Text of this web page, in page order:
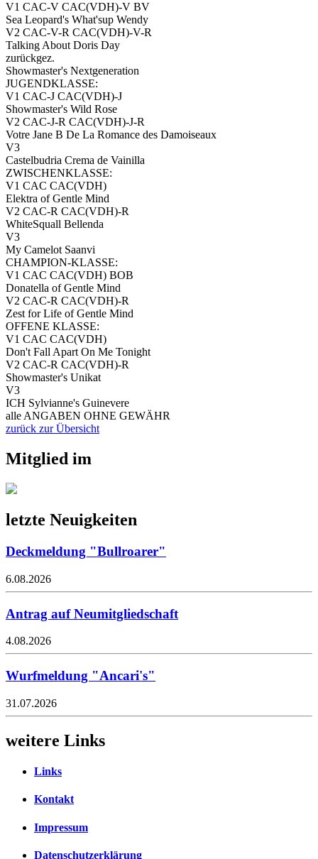
V1 CAC-V CAC(VDH)-V BV
Sea Leopard's What'sup Wendy
V2 CAC-V-R CAC(VDH)-V-R
Talking About Doris Day
zurückgez.
Showmaster's Nextgeneration
JUGENDKLASSE:
V1 CAC-J CAC(VDH)-J
Showmaster's Wild Rose
V2 CAC-J-R CAC(VDH)-J-R
Votre Jane B De La Romance des Damoiseaux
V3
Castelbudria Crema de Vainilla
ZWISCHENKLASSE:
V1 CAC CAC(VDH)
Elektra of Gentle Mind
V2 CAC-R CAC(VDH)-R
WhiteSquall Bellenda
V3
My Camelot Saanvi
CHAMPION-KLASSE:
V1 CAC CAC(VDH) BOB
Donatella of Gentle Mind
V2 CAC-R CAC(VDH)-R
Zest for Life of Gentle Mind
OFFENE KLASSE:
V1 CAC CAC(VDH)
Don't Fall Apart On Me Tonight
V2 CAC-R CAC(VDH)-R
Showmaster's Unikat
V3
ICH Sylvianne's Guinevere
alle ANGABEN OHNE GEWÄHR
zurück zur Übersicht
Mitglied im
letzte Neuigkeiten
Deckmeldung "Bullroarer"
6.08.2026
Antrag auf Neumitgliedschaft
4.08.2026
Wurfmeldung "Ancari's"
31.07.2026
weitere Links
Links
Kontakt
Impressum
Datenschutzerklärung